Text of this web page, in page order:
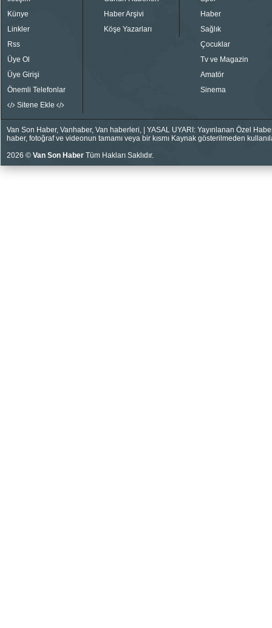
Künye
Linkler
Rss
Üye Ol
Üye Girişi
Önemli Telefonlar
Sitene Ekle
Haber Arşivi
Köşe Yazarları
Haber
Sağlık
Çocuklar
Tv ve Magazin
Amatör
Sinema
Van Son Haber, Vanhaber, Van haberleri, | YASAL UYARI: Yayınlanan Özel
haber, fotoğraf ve videonun tamamı veya bir kısmı Kaynak gösterilmeden
2026 © Van Son Haber Tüm Hakları Saklıdır.